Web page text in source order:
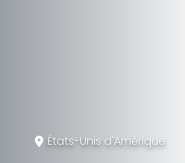
États-Unis d'Amérique